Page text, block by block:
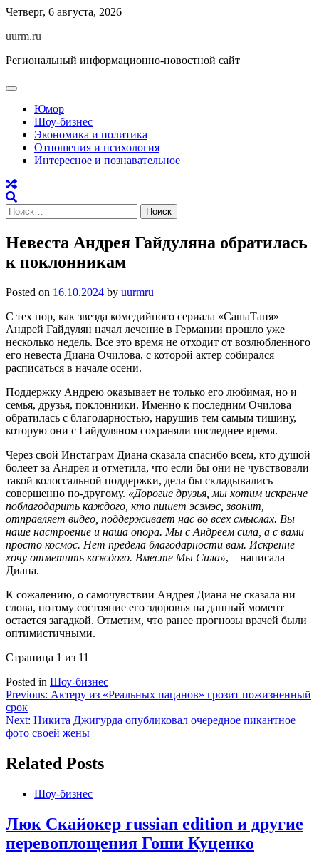
Skip
content
Четверг, 6 августа, 2026
uurm.ru
Региональный информационно-новостной сайт
Юмор
Шоу-бизнес
Экономика и политика
Отношения и психология
Интересное и познавательное
Найти:
Невеста Андрея Гайдуляна обратилась
к поклонникам
Posted on 16.10.2024 by uurmru
С тех пор, как звезда комедийного сериала «СашаТаня»
Андрей Гайдулян начал лечение в Германии прошло уже
несколько недель. Все это время не отходит от возлюбленного
его невеста Диана Очилова, с которой актер собирался
расписаться в начале осени.
Поддержку Андрею оказывает не только его любимая, но и
семья, друзья, поклонники. Именно к последним Очилова
обратилась с благодарностью, нарушив тем самым тишину,
которую они с Гайдуляном сохраняли последнее время.
Через свой Инстаграм Диана сказала спасибо всем, кто душой
болеет за Андрея и отметила, что если бы они не чувствовали
такой колоссальной поддержки, дела бы складывались
совершенно по-другому. «Дорогие друзья, мы хотим искренне
поблагодарить каждого, кто пишет эсэмэс, звонит,
отправляет видео, поддерживает нас во всех смыслах. Вы
наше настроение и наша опора. Мы с Андреем сила, а с вами
просто космос. Нет предела благодарности вам. Искренне
хочу отметить каждого. Вместе Мы Сила», – написала
Диана.
К сожалению, о самочувствии Андрея Диана не сказала ни
слова, потому состояние его здоровья на данный момент
остается загадкой. Отметим, что ранее прогнозы врачей были
оптимистичными.
Страница 1 из 11
Posted in Шоу-бизнес
Навигация
по
записям
Previous: Актеру из «Реальных пацанов» грозит пожизненный
срок
Next: Никита Джигурда опубликовал очередное пикантное
фото своей жены
Related Posts
Шоу-бизнес
Люк Скайокер russian edition и другие
перевоплощения Гоши Куценко